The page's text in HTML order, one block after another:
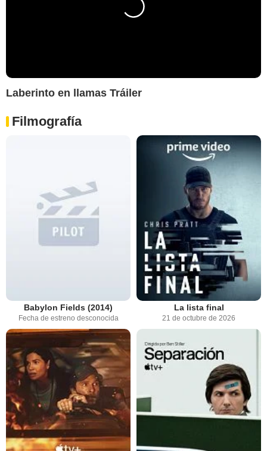
Laberinto en llamas Tráiler
Filmografía
Babylon Fields (2014)
Fecha de estreno desconocida
La lista final
21 de octubre de 2026